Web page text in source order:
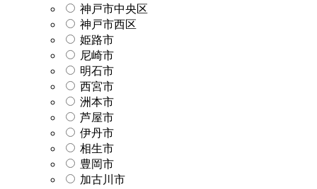
神戸市中央区
神戸市西区
姫路市
尼崎市
明石市
西宮市
洲本市
芦屋市
伊丹市
相生市
豊岡市
加古川市